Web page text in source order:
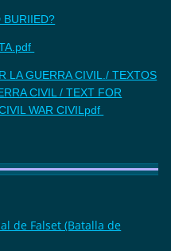
BURIIED?
LA GUERRA CIVIL./ TEXTOS
CIVIL / TEXT FOR
WAR CIVILpdf
de Falset (Batalla de